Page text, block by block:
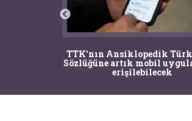
TTK'nın Ansiklopedik
Sözlüğüne artık mobil
erişilebilecek